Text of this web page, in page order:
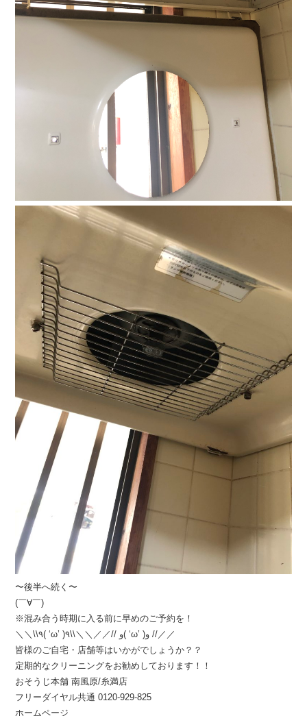
〜後半へ続く〜
(￣∀￣)
※混み合う時期に入る前に早めのご予約を！
＼＼\\٩( ‘ω’ )و //／／＼＼\\٩( ‘ω’ )و //／／
皆様のご自宅・店舗等はいかがでしょうか？？
定期的なクリーニングをお勧めしております！！
おそうじ本舗 南風原/糸満店
フリーダイヤル共通 0120-929-825
ホームページ